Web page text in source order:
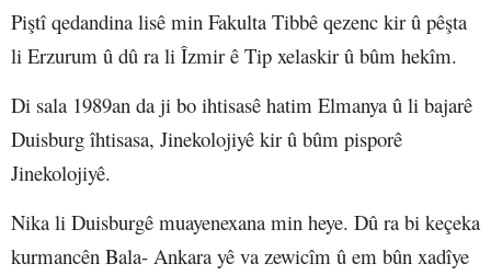
Piştî qedandina lisê min Fakulta Tibbê qezenc kir û pêşta
li Erzurum û dû ra li Îzmir ê Tip xelaskir û bûm hekîm.
Di sala 1989an da ji bo ihtisasê hatim Elmanya û li bajarê
Duisburg îhtisasa, Jinekolojiyê kir û bûm pisporê
Jinekolojiyê.
Nika li Duisburgê muayenexana min heye. Dû ra bi keçeka
kurmancên Bala- Ankara yê va zewicîm û em bûn xadîye